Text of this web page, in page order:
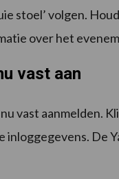
stoel’ volgen.
over het
vast aan
vast aanmelden.
inloggegevens. De